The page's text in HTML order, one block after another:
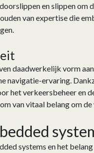
en slippen om
van expertise die
daadwerkelijk vorm
navigatie-ervaring.
het verkeersbeheer en
van vitaal belang om
systems en het